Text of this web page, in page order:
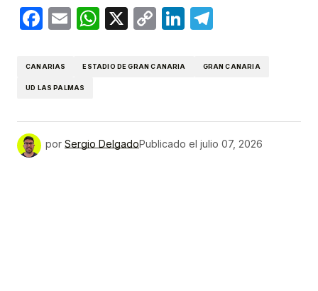
Facebook
EmailWhatsApp
X
CopyLinkedIn
CANARIAS ESTADIO DE GRAN CANARIA GRAN CANARIA
UD LAS PALMAS
por Sergio DelgadoPublicado el julio 07, 2026